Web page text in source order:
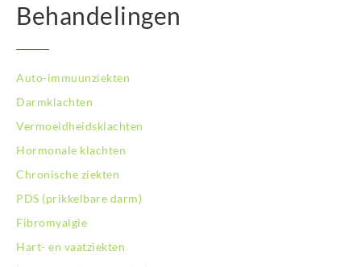
Behandelingen
Auto-immuunziekten
Darmklachten
Vermoeidheidsklachten
Hormonale klachten
Chronische ziekten
PDS (prikkelbare darm)
Fibromyalgie
Hart- en vaatziekten